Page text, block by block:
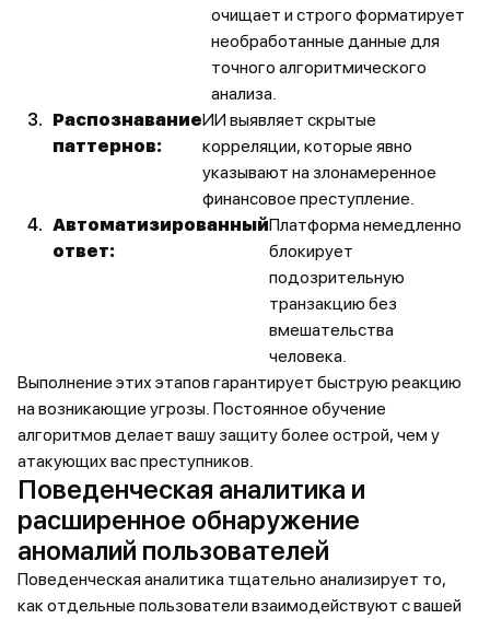
очищает и строго форматирует
необработанные данные для
точного алгоритмического
анализа.
Распознавание
паттернов:
ИИ выявляет скрытые
корреляции, которые явно
указывают на злонамеренное
финансовое преступление.
Автоматизированный
ответ:
Платформа немедленно
блокирует
подозрительную
транзакцию без
вмешательства
человека.
Выполнение этих этапов гарантирует быструю реакцию
на возникающие угрозы. Постоянное обучение
алгоритмов делает вашу защиту более острой, чем у
атакующих вас преступников.
Поведенческая аналитика и
расширенное обнаружение
аномалий пользователей
Поведенческая аналитика тщательно анализирует то,
как отдельные пользователи взаимодействуют с вашей